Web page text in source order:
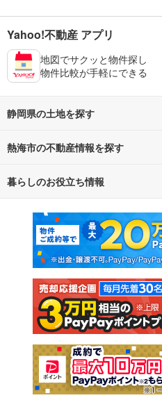
Yahoo!不動産 アプリ
地図でサクッと物件探し
物件比較が手軽にできる
静岡県の土地を探す
路線・駅から探す
通勤・通学時間から探す
熱海市の不動産情報を探す
不動産・住宅
新築マンション
新築一戸建て
注文住宅
売却査定
暮らしのお役立ち情報
マンションカタログ